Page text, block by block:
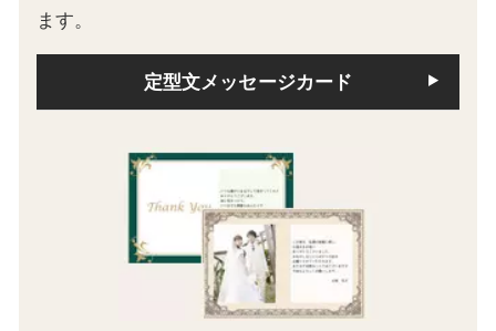
ます。
定型文メッセージカード